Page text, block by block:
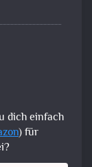
dich einfach
) für